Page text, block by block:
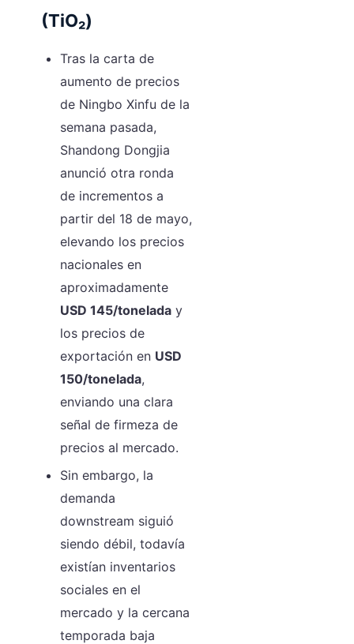
(TiO₂)
Tras la carta de
aumento de precios
de Ningbo Xinfu de la
semana pasada,
Shandong Dongjia
anunció otra ronda
de incrementos a
partir del 18 de mayo,
elevando los precios
nacionales en
aproximadamente
USD 145/tonelada y
los precios de
exportación en USD
150/tonelada,
enviando una clara
señal de firmeza de
precios al mercado.
Sin embargo, la
demanda
downstream siguió
siendo débil, todavía
existían inventarios
sociales en el
mercado y la cercana
temporada baja